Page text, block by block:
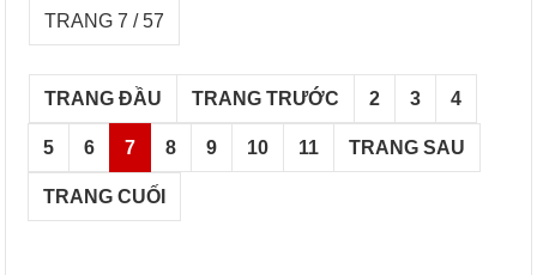
TRANG 7 / 57
TRANG ĐẦU TRANG TRƯỚC 2 3 4
5 6 7 8 9 10 11 TRANG SAU
TRANG CUỐI